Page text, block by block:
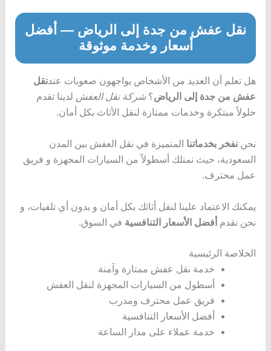
نقل عفش من جدة إلى الرياض — أفضل
أسعار وخدمة موثوقة
هل تعلم أن العديد من الأشخاص يواجهون صعوبات عندنقل
عفش من جدة إلى الرياض؟شركة نقل العفش لدينا تقدم
حلولاً مبتكرة وخدمات ممتازة لنقل الأثاث بكل أمان.
نحن نفخر بخدماتنا المتميزة في نقل العفش بين المدن
السعودية، حيث نمتلك أسطولاً من السيارات المجهزة و فريق
عمل محترف.
يمكنك الاعتماد علينا لنقل أثاثك بكل أمان و بدون أي تلفيات، و
نحن نقدم أفضل الأسعار التنافسية في السوق.
الخلاصة الرئيسية
خدمة نقل عفش ممتازة وآمنة
أسطول من السيارات المجهزة لنقل العفش
فريق عمل محترف ومدرب
أفضل الأسعار التنافسية
خدمة عملاء على مدار الساعة